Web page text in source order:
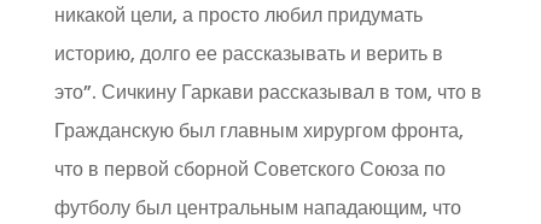
никакой цели, а просто любил придумать
историю, долго ее рассказывать и верить в
это”. Сичкину Гаркави рассказывал в том, что в
Гражданскую был главным хирургом фронта,
что в первой сборной Советского Союза по
футболу был центральным нападающим, что